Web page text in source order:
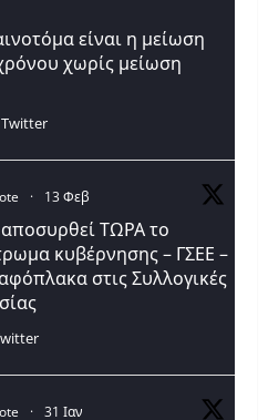
είναι η μείωση
χωρίς μείωση
Twitter
· 13 Φεβ
ΤΩΡΑ το
κυβέρνησης – ΓΣΕΕ –
στις Συλλογικές
· 31 Ιαν